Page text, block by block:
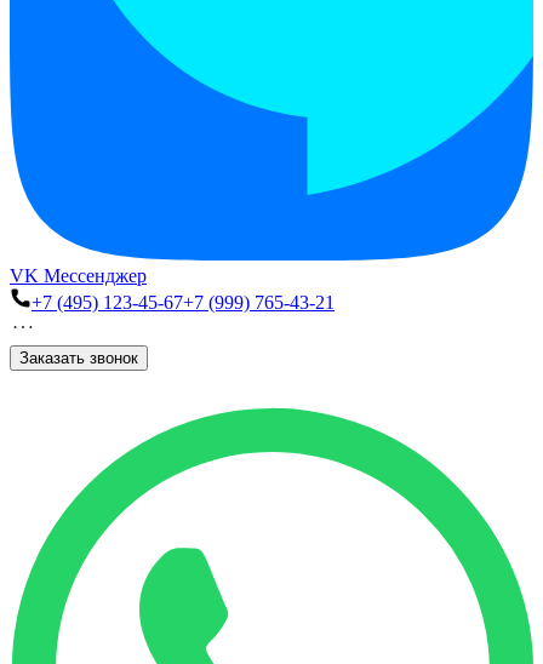
VK Мессенджер
+7 (495) 123-45-67+7 (999) 765-43-21
Заказать звонок